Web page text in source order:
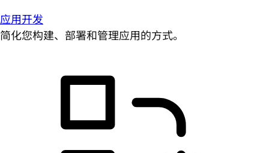
应用开发
简化您构建、部署和管理应用的方式。